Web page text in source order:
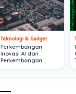
Teknologi & Gadget
Perkembangan
Inovasi AI dan
Perkembangan